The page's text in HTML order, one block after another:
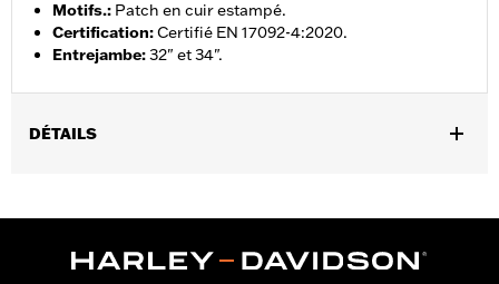
Motifs.: Patch en cuir estampé.
Certification:Certifié EN 17092-4:2020.
Entrejambe:32" et 34".
DÉTAILS
Caractéristiques fonctionnelles:Fermeture zippée à l'avant,
Réfléchissant